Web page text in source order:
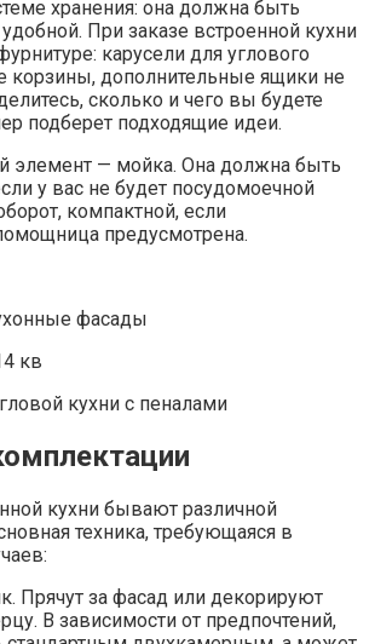
хранения: она должна быть
При заказе встроенной кухни
карусели для углового
дополнительные ящики не
сколько и чего вы будете
подберет подходящие идеи.
элемент — мойка. Она должна быть
у вас не будет посудомоечной
компактной, если
предусмотрена.
кухни с пеналами
кухни бывают различной
техника, требующаяся в
Прячут за фасад или декорируют
В зависимости от предпочтений,